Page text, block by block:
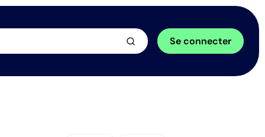
Se connecter
arrow_forward